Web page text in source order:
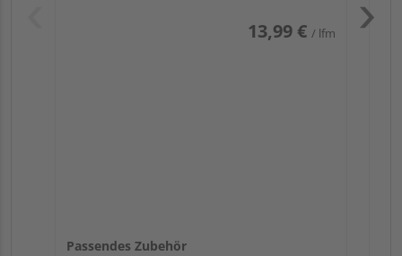
13,99 € / lfm
Passendes Zubehör